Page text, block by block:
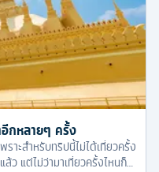
กหลายๆ ครั้ง
าะสำหรับทริปนี้ไม่ได้เที่ยวครั้ง
ว แต่ไม่ว่ามาเที่ยวครั้งไหนก็